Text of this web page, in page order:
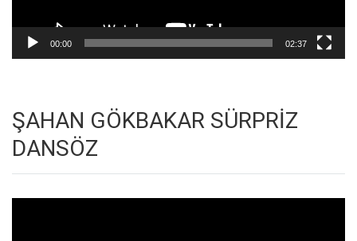
00:00 02:37
ŞAHAN GÖKBAKAR SÜRPRİZ
DANSÖZ